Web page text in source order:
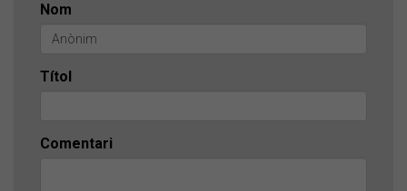
Nom
Títol
Comentari